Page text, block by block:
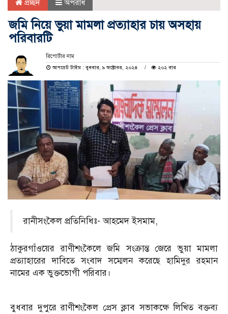
প্রচ্ছদ অপরাধ
জমি নিয়ে ভুয়া মামলা প্রত্যাহার চায় অসহায়
পরিবারটি
রিপোর্টার নাম
আপডেট টাইম : বুধবার, ৯ অক্টোবর, ২০২৪
২০২ বার
রানীসংকৈল প্রতিনিধিঃ- আহমেদ ইসমাম,
ঠাকুরগাঁওয়ের রাণীশংকৈলে জমি সংক্রান্ত জেরে ভুয়া মামলা
প্রত্যাহারের দাবিতে সংবাদ সম্মেলন করেছে হামিদুর রহমান
নামের এক ভুক্তভোগী পরিবার।
বুধবার দুপুরে রাণীশংকৈল প্রেস ক্লাব সভাকক্ষে লিখিত বক্তব্য